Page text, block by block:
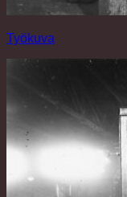
Työkuva